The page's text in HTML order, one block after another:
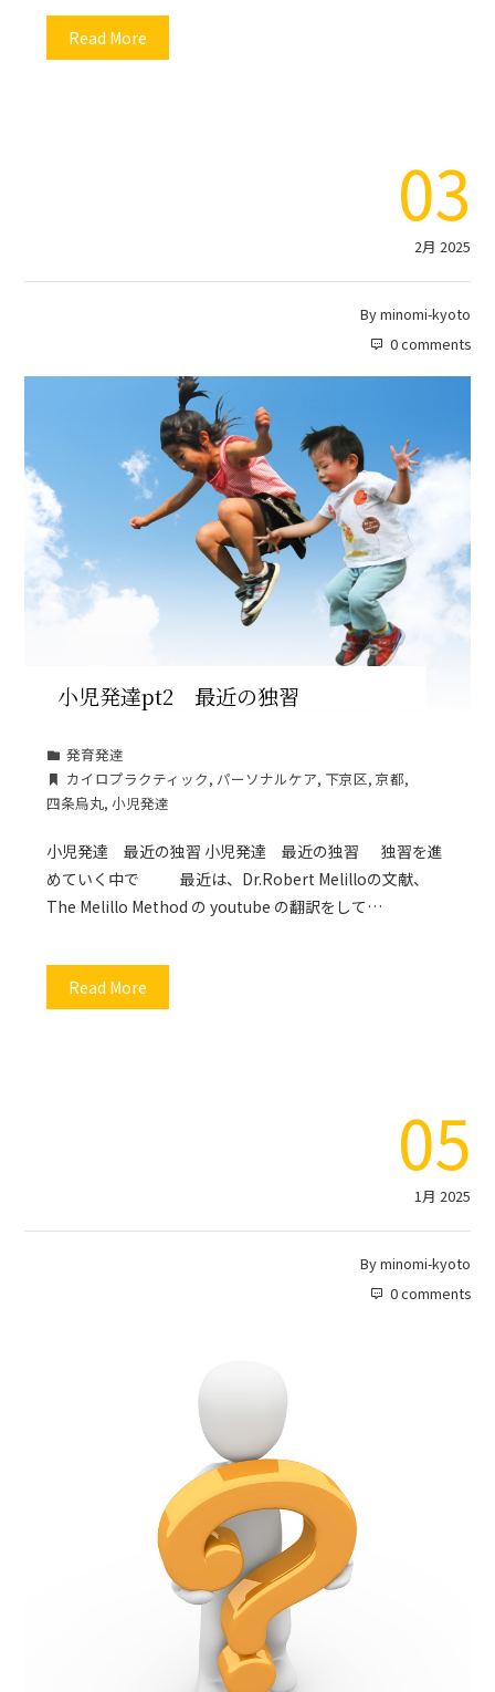
Read More
03
2月 2025
Byminomi-kyoto
0 comments
小児発達pt2 最近の独習
発育発達
カイロプラクティック, パーソナルケア, 下京区,京都,
四条烏丸,小児発達
小児発達 最近の独習 小児発達 最近の独習 独習を進
めていく中で 最近は、Dr.Robert Melilloの文献、
The Melillo Method の youtube の翻訳をして…
Read More
05
1月 2025
Byminomi-kyoto
0 comments